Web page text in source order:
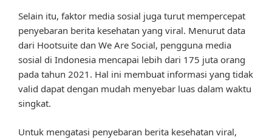
Selain itu, faktor media sosial juga turut mempercepat
penyebaran berita kesehatan yang viral. Menurut data
dari Hootsuite dan We Are Social, pengguna media
sosial di Indonesia mencapai lebih dari 175 juta orang
pada tahun 2021. Hal ini membuat informasi yang tidak
valid dapat dengan mudah menyebar luas dalam waktu
singkat.
Untuk mengatasi penyebaran berita kesehatan viral,